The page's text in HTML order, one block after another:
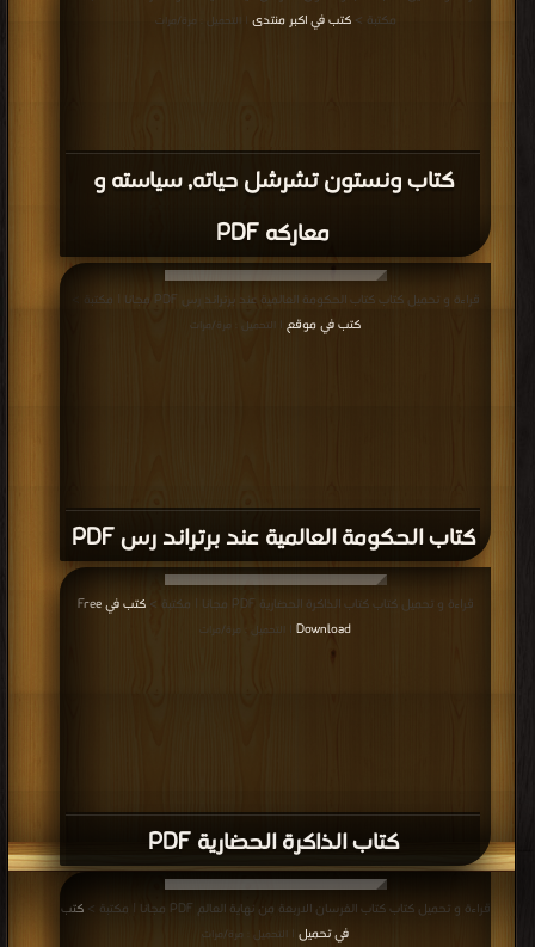
كتاب ونستون تشرشل حياته, سياسته و
معاركه PDF
مكتبة >كتب في اكبر منتدى | التحميل : مرة/مرات
كتاب الحكومة العالمية عند برتراند رس PDF
قراءة و تحميل كتاب كتاب الحكومة العالمية عند برتراند رس PDF مجانا | مكتبة >
كتب في موقع | التحميل : مرة/مرات
كتاب الذاكرة الحضارية PDF
قراءة و تحميل كتاب كتاب الذاكرة الحضارية PDF مجانا | مكتبة >
كتب في Free
Download | التحميل : مرة/مرات
قراءة و تحميل كتاب كتاب الفرسان الاربعة من نهاية العالم PDF مجانا | مكتبة >
كتب
في تحميل
| التحميل : مرة/مرات